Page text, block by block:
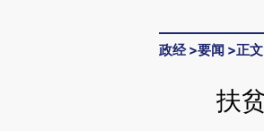
政经>要闻 >正文
扶